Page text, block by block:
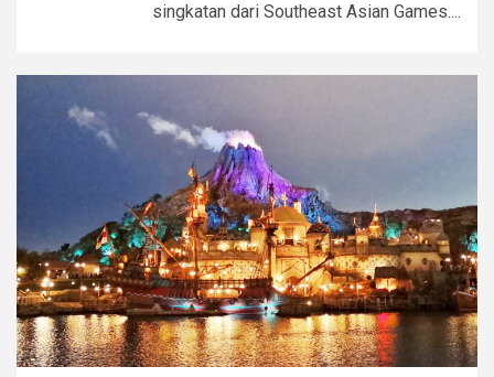
singkatan dari Southeast Asian Games....